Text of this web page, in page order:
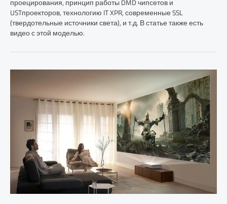
USTпроекторов, технологию IT XPR, современные SSL
(твердотельные источники света), и т.д. В статье также есть
видео с этой моделью.